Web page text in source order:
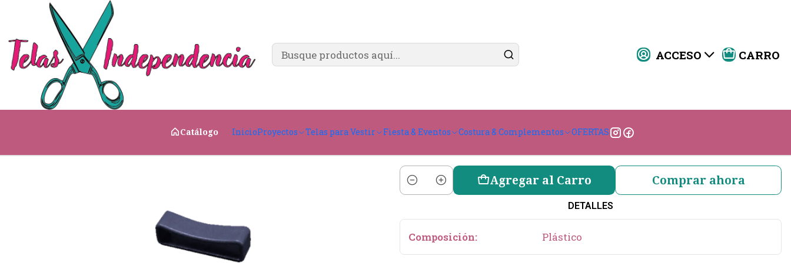
ACCESO CARRO
Catálogo InicioProyectos Telas para Vestir Fiesta & Eventos Costura & Complementos OFERTAS
CATÁLOGO Pasador Collar Azul Marino 25mm
Pasador Collar Azul Marino 25mm
Cantidad
Agregar al Carro Comprar ahora
DETALLES
Composición: Plástico